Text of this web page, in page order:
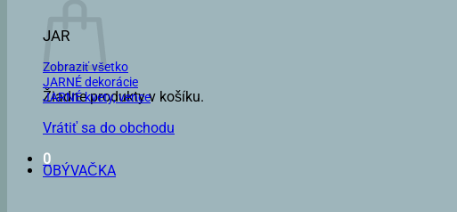
Žiadne produkty v košíku.
Vrátiť sa do obchodu
0
JAR
Zobraziť všetko
JARNÉ dekorácie
JARNÉ kvety, vence
OBÝVAČKA